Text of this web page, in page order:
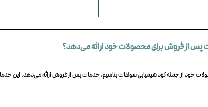
خدمات پس از فروش و دریافت مشاوره محصول،
تماس گرفته یا با مراجعه به بخش سوالات متداول،
پیدا کنید.
پس از فروش برای محصولات خود ارائه می‌دهد؟
خود از جمله کود شیمیایی سولفات پتاسیم، خدمات پس از فروش ارائه می‌دهد. این